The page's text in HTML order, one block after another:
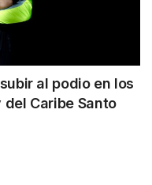
al podio en los
Caribe Santo